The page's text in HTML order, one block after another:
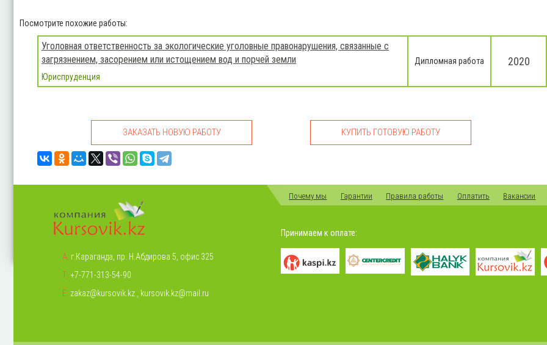
Посмотрите похожие работы:
Уголовная ответственность за экологические уголовные правонарушения, связанные с
загрязнением, засорением или истощением вод и порчей земли
Юриспруденция
Дипломная работа 2020
ЗАКАЗАТЬ НОВУЮ РАБОТУ КУПИТЬ ГОТОВУЮ РАБОТУ
А: г.Караганда, пр. Н.Абдирова 5, офис 325
Т: +7-771-313-54-90
Е: zakaz@kursovik.kz, kursovik.kz@mail.ru
Почему мы Гарантии Правила работы Оплатить Вакансии
Принимаем к оплате: